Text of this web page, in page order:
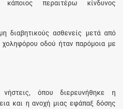
περαιτέρω κίνδυνος
διαβητικούς ασθενείς μετά από
χοληφόρου οδού ήταν παρόμοια με
όπου διερευνήθηκε η
και η ανοχή μιας εφάπαξ δόσης